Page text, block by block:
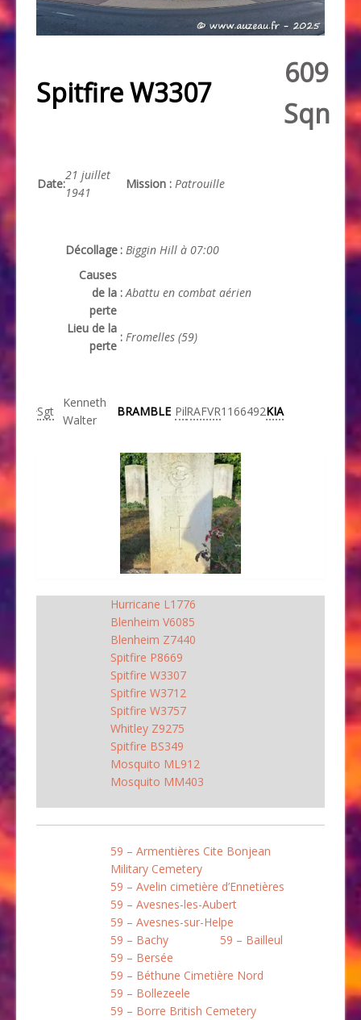
Spitfire W3307
609
Sqn
Date:
21 juillet
1941
Mission : Patrouille
Décollage : Biggin Hill à 07:00
Causes
de la
perte
: Abattu en combat aérien
Lieu de la
perte
: Fromelles (59)
Sgt
Kenneth
Walter
BRAMBLE PilRAFVR1166492KIA
Hurricane L1776
Blenheim V6085
Blenheim Z7440
Spitfire P8669
Spitfire W3307
Spitfire W3712
Spitfire W3757
Whitley Z9275
Spitfire BS349
Mosquito ML912
Mosquito MM403
59 – Armentières Cite Bonjean
Military Cemetery
59 – Avelin cimetière d’Ennetières
59 – Avesnes-les-Aubert
59 – Avesnes-sur-Helpe
59 – Bachy
59 – Bailleul
59 – Bersée
59 – Béthune Cimetière Nord
59 – Bollezeele
59 – Borre British Cemetery